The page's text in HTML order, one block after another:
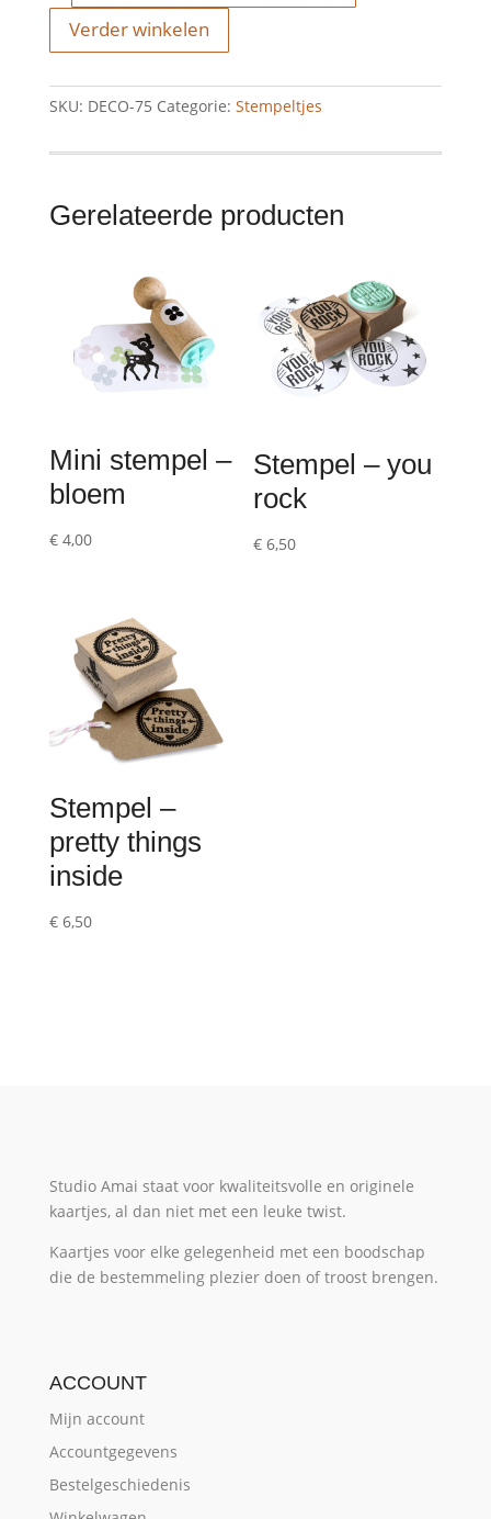
thank
aantal
Verder winkelen
SKU: DECO-75 Categorie: Stempeltjes
Gerelateerde producten
Mini stempel –
bloem
€4,00
Stempel – you
rock
€ 6,50
Stempel –
pretty things
inside
€6,50
Studio Amai staat voor kwaliteitsvolle en originele
kaartjes, al dan niet met een leuke twist.
Kaartjes voor elke gelegenheid met een boodschap
die de bestemmeling plezier doen of troost brengen.
ACCOUNT
Mijn account
Accountgegevens
Bestelgeschiedenis